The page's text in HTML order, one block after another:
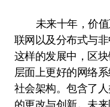
未来十年，价
联网以及分布式与
这样的发展中，区
层面上更好的网络
社会架构。包含了